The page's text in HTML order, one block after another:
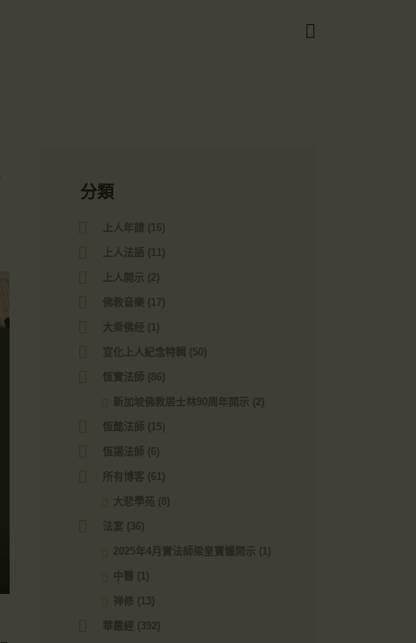
分類
上人年譜 (16)
上人法語 (11)
上人開示 (2)
佛教音樂 (17)
大乘佛经 (1)
宣化上人紀念特輯 (50)
恆實法師 (86)
新加坡佛教居士林90周年開示 (2)
恆懿法師 (15)
恆揚法師 (6)
所有博客 (61)
大悲學苑 (8)
法宴 (36)
2025年4月實法師梁皇寶懺開示 (1)
中醫 (1)
禅修 (13)
華嚴經 (392)